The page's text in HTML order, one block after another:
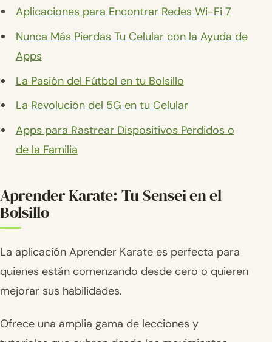
Aplicaciones para Encontrar Redes Wi-Fi 7
Nunca Más Pierdas Tu Celular con la Ayuda de
Apps
La Pasión del Fútbol en tu Bolsillo
La Revolución del 5G en tu Celular
Apps para Rastrear Dispositivos Perdidos o
de la Familia
Aprender Karate: Tu Sensei en el
Bolsillo
La aplicación Aprender Karate es perfecta para
quienes están comenzando desde cero o quieren
mejorar sus habilidades.
Ofrece una amplia gama de lecciones y